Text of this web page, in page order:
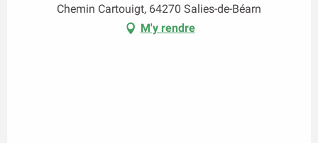
Chemin Cartouigt, 64270 Salies-de-Béarn
M'y rendre